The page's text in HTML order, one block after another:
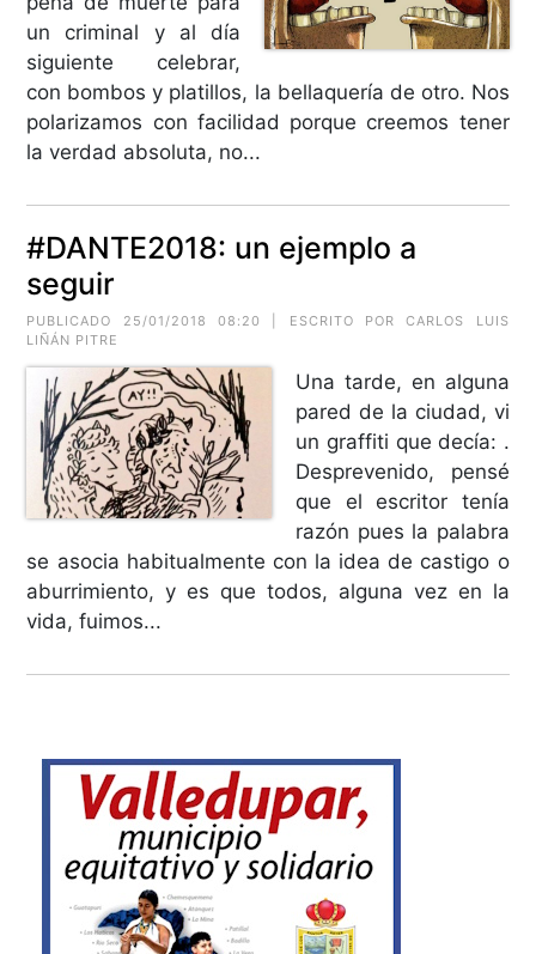
un criminal y al día
siguiente celebrar,
con bombos y platillos, la bellaquería de otro. Nos
polarizamos con facilidad porque creemos tener
la verdad absoluta, no...
#DANTE2018: un ejemplo a
seguir
PUBLICADO 25/01/2018 08:20 | ESCRITO POR CARLOS LUIS
LIÑÁN PITRE
Una tarde, en alguna
pared de la ciudad, vi
un graffiti que decía: .
Desprevenido, pensé
que el escritor tenía
razón pues la palabra
se asocia habitualmente con la idea de castigo o
aburrimiento, y es que todos, alguna vez en la
vida, fuimos...